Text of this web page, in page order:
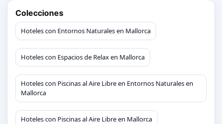
Colecciones
Hoteles con Entornos Naturales en Mallorca
Hoteles con Espacios de Relax en Mallorca
Hoteles con Piscinas al Aire Libre en Entornos Naturales en
Mallorca
Hoteles con Piscinas al Aire Libre en Mallorca